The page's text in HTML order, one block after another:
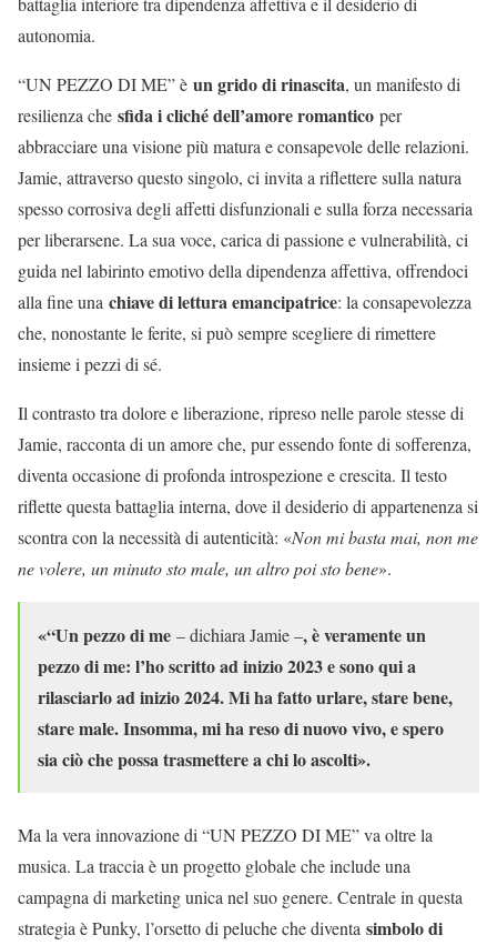
autonomia.
“UN PEZZO DI ME” è un grido di rinascita, un manifesto di
resilienza che sfida i cliché dell’amore romantico per
abbracciare una visione più matura e consapevole delle relazioni.
Jamie, attraverso questo singolo, ci invita a riflettere sulla natura
spesso corrosiva degli affetti disfunzionali e sulla forza necessaria
per liberarsene. La sua voce, carica di passione e vulnerabilità, ci
guida nel labirinto emotivo della dipendenza affettiva, offrendoci
alla fine una chiave di lettura emancipatrice: la consapevolezza
che, nonostante le ferite, si può sempre scegliere di rimettere
insieme i pezzi di sé.
Il contrasto tra dolore e liberazione, ripreso nelle parole stesse di
Jamie, racconta di un amore che, pur essendo fonte di sofferenza,
diventa occasione di profonda introspezione e crescita. Il testo
riflette questa battaglia interna, dove il desiderio di appartenenza si
scontra con la necessità di autenticità: «Non mi basta mai, non me
ne volere, un minuto sto male, un altro poi sto bene».
«“Un pezzo di me – dichiara Jamie –, è veramente un
pezzo di me: l’ho scritto ad inizio 2023 e sono qui a
rilasciarlo ad inizio 2024. Mi ha fatto urlare, stare bene,
stare male. Insomma, mi ha reso di nuovo vivo, e spero
sia ciò che possa trasmettere a chi lo ascolti».
Ma la vera innovazione di “UN PEZZO DI ME” va oltre la
musica. La traccia è un progetto globale che include una
campagna di marketing unica nel suo genere. Centrale in questa
strategia è Punky, l’orsetto di peluche che diventa simbolo di